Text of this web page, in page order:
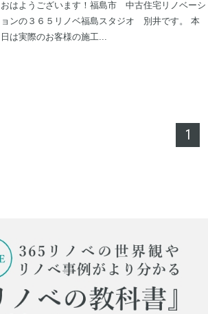
おはようございます！福島市 中古住宅リノベーシ
ョンの３６５リノベ福島スタジオ 別井です。 本
日は実際のお客様の施工...
1